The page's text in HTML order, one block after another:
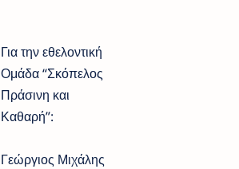
Για την εθελοντική
Ομάδα “Σκόπελος
Πράσινη και
Καθαρή”:
Γεώργιος Μιχάλης